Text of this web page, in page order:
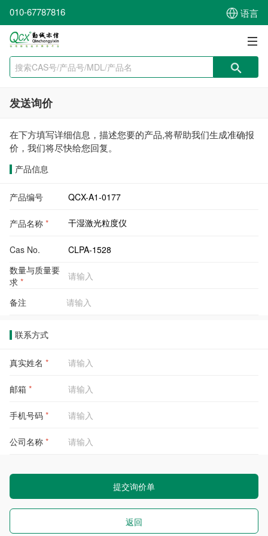
010-67787816 语言
发送询价
在下方填写详细信息，描述您要的产品,将帮助我们生成准确报
价，我们将尽快给您回复。
产品信息
产品编号
产品名称 *
Cas No.
数量与质量要
求 *
备注
联系方式
真实姓名 *
邮箱 *
手机号码 *
公司名称 *
提交询价单
返回